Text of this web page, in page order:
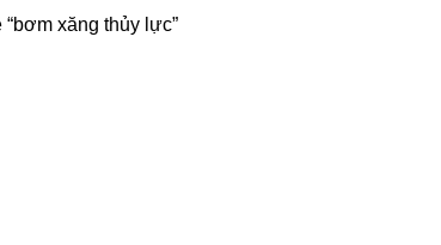
xăng thủy lực”